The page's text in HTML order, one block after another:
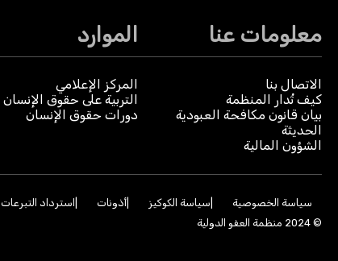
معلومات عنا
الاتصال بنا
كيف تُدار المنظمة
بيان قانون مكافحة العبودية
الحديثة
الشؤون المالية
الموارد
المركز الإعلامي
التربية على حقوق الإنسان
دورات حقوق الإنسان
سياسة الخصوصية سياسة الكوكيز أذونات
استرداد التبرعات
© 2024 منظمة العفو الدولية